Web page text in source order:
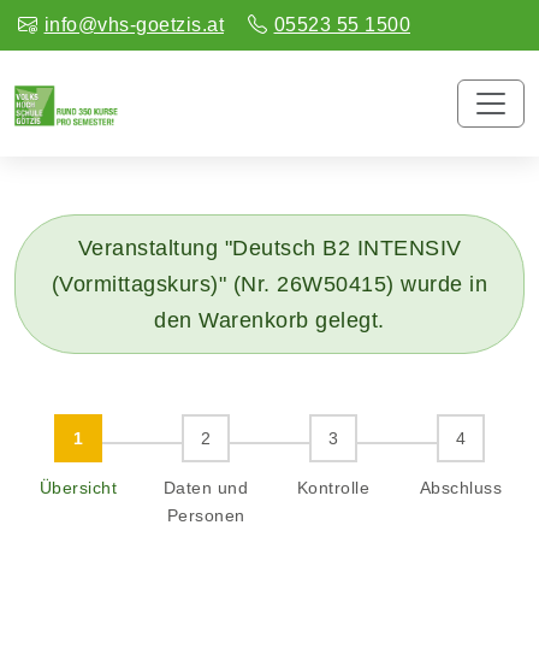
info@vhs-goetzis.at 05523 55 1500
Veranstaltung "Deutsch B2 INTENSIV
(Vormittagskurs)" (Nr. 26W50415) wurde in
den Warenkorb gelegt.
Übersicht
Daten und
Personen
Kontrolle Abschluss